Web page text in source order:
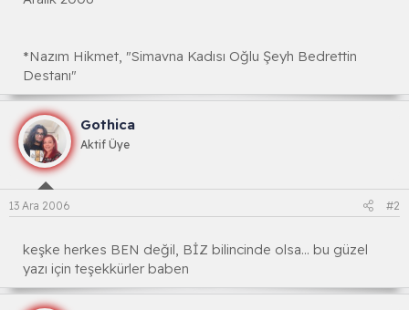
*Nazım Hikmet, "Simavna Kadısı Oğlu Şeyh Bedrettin
Destanı"
Gothica
Aktif Üye
13 Ara 2006 #2
keşke herkes BEN değil, BİZ bilincinde olsa... bu güzel
yazı için teşekkürler baben